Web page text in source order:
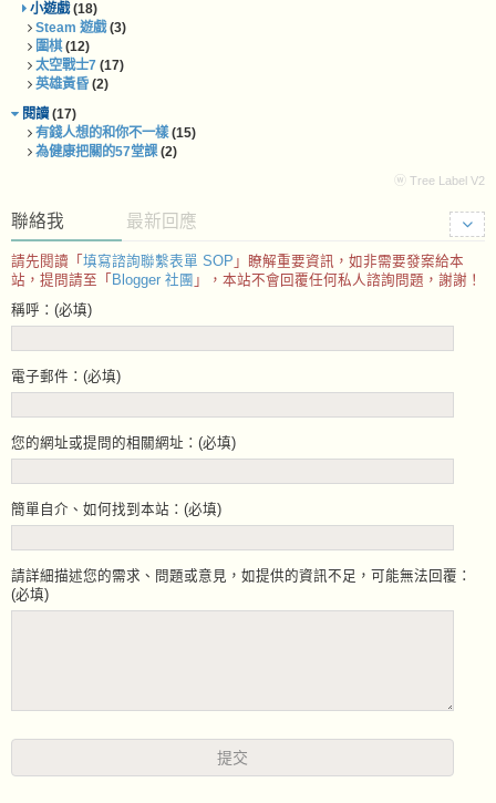
小遊戲(18)
Steam 遊戲(3)
圍棋(12)
太空戰士7 (17)
英雄黃昏 (2)
閱讀 (17)
有錢人想的和你不一樣(15)
為健康把關的57堂課(2)
ⓦ Tree Label V2
聯絡我 最新回應
請先閱讀「 填寫諮詢聯繫表單 SOP 」瞭解重要資訊，如非需要發案給本
站，提問請至「 Blogger 社團 」，本站不會回覆任何私人諮詢問題，謝謝！
稱呼：(必填)
電子郵件：(必填)
您的網址或提問的相關網址：(必填)
簡單自介、如何找到本站：(必填)
請詳細描述您的需求、問題或意見，如提供的資訊不足，可能無法回覆：
(必填)